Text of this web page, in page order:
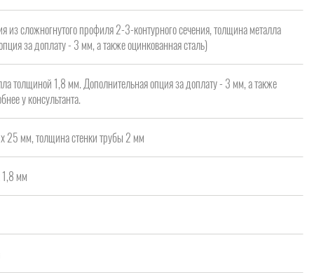
из сложногнутого профиля 2-3-контурного сечения, толщина металла
за доплату - 3 мм, а также оцинкованная сталь)
толщиной 1,8 мм. Дополнительная опция за доплату - 3 мм, а также
у консультанта.
25 мм, толщина стенки трубы 2 мм
1,8 мм